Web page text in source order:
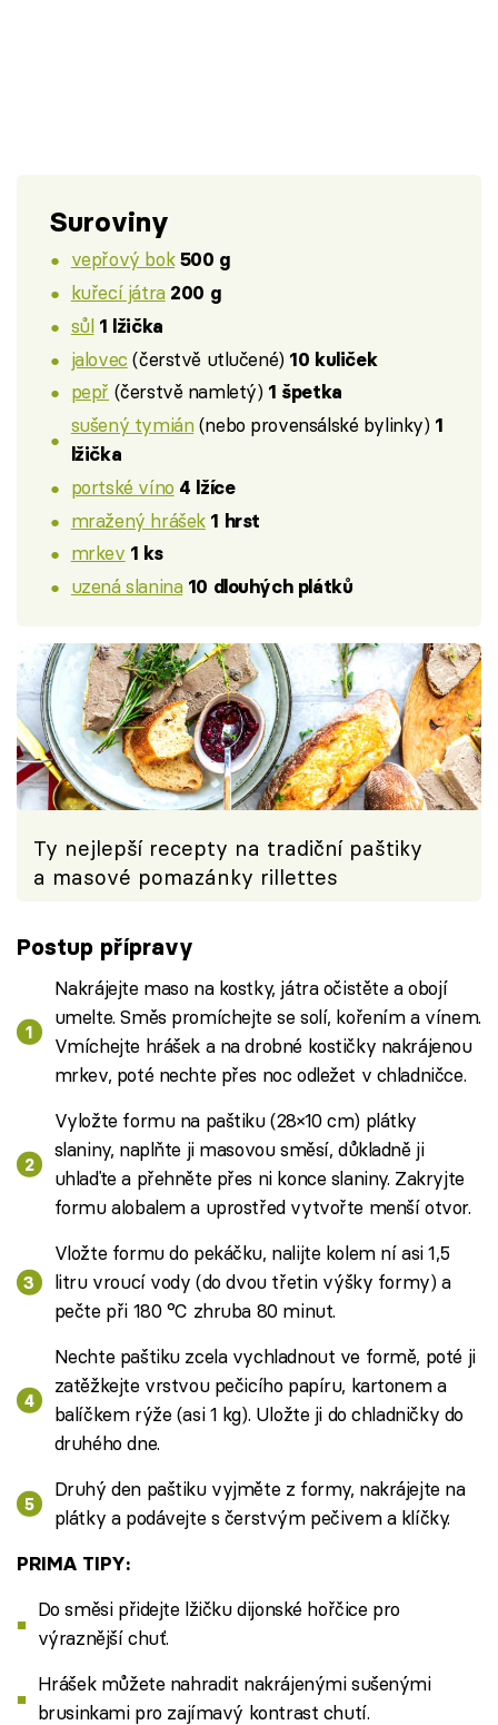
Suroviny
vepřový bok 500 g
kuřecí játra 200 g
sůl 1 lžička
jalovec (čerstvě utlučené) 10 kuliček
pepř (čerstvě namletý) 1 špetka
sušený tymián(nebo provensálské bylinky) 1
lžička
portské víno 4 lžíce
mražený hrášek 1 hrst
mrkev 1 ks
uzená slanina 10 dlouhých plátků
Ty nejlepší recepty na tradiční paštiky
a masové pomazánky rillettes
Postup přípravy
Nakrájejte maso na kostky, játra očistěte a obojí
umelte. Směs promíchejte se solí, kořením a vínem.
Vmíchejte hrášek a na drobné kostičky nakrájenou
mrkev, poté nechte přes noc odležet v chladničce.
Vyložte formu na paštiku (28×10 cm) plátky
slaniny, naplňte ji masovou směsí, důkladně ji
uhlaďte a přehněte přes ni konce slaniny. Zakryjte
formu alobalem a uprostřed vytvořte menší otvor.
Vložte formu do pekáčku, nalijte kolem ní asi 1,5
litru vroucí vody (do dvou třetin výšky formy) a
pečte při 180 °C zhruba 80 minut.
Nechte paštiku zcela vychladnout ve formě, poté ji
zatěžkejte vrstvou pečicího papíru, kartonem a
balíčkem rýže (asi 1 kg). Uložte ji do chladničky do
druhého dne.
Druhý den paštiku vyjměte z formy, nakrájejte na
plátky a podávejte s čerstvým pečivem a klíčky.
PRIMA TIPY:
Do směsi přidejte lžičku dijonské hořčice pro
výraznější chuť.
Hrášek můžete nahradit nakrájenými sušenými
brusinkami pro zajímavý kontrast chutí.